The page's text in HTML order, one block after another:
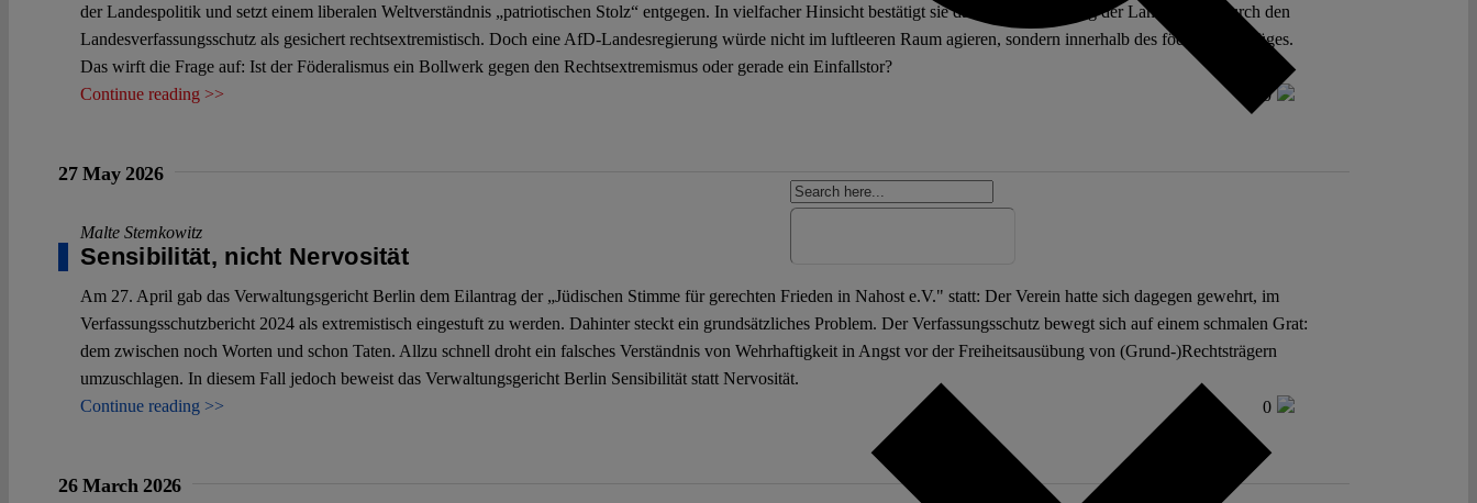
der Landespolitik und setzt einem liberalen Weltverständnis „patriotischen Stolz“ entgegen. In vielfacher Hinsicht bestätigt sie damit die Einstufung der Landespartei durch den
Landesverfassungsschutz als gesichert rechtsextremistisch. Doch eine AfD-Landesregierung würde nicht im luftleeren Raum agieren, sondern innerhalb des föderalen Gefüges.
Das wirft die Frage auf: Ist der Föderalismus ein Bollwerk gegen den Rechtsextremismus oder gerade ein Einfallstor?
Continue reading >>
0
27 May 2026
Malte Stemkowitz
Sensibilität, nicht Nervosität
Am 27. April gab das Verwaltungsgericht Berlin dem Eilantrag der „Jüdischen Stimme für gerechten Frieden in Nahost e.V." statt: Der Verein hatte sich dagegen gewehrt, im
Verfassungsschutzbericht 2024 als extremistisch eingestuft zu werden. Dahinter steckt ein grundsätzliches Problem. Der Verfassungsschutz bewegt sich auf einem schmalen Grat:
dem zwischen noch Worten und schon Taten. Allzu schnell droht ein falsches Verständnis von Wehrhaftigkeit in Angst vor der Freiheitsausübung von (Grund-)Rechtsträgern
umzuschlagen. In diesem Fall jedoch beweist das Verwaltungsgericht Berlin Sensibilität statt Nervosität.
Continue reading >>
0
26 March 2026